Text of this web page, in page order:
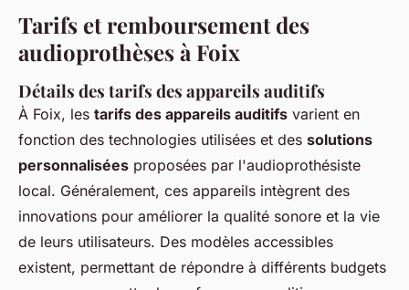
Tarifs et remboursement des
audioprothèses à Foix
Détails des tarifs des appareils auditifs
À Foix, les tarifs des appareils auditifs varient en
fonction des technologies utilisées et des solutions
personnalisées proposées par l'audioprothésiste
local. Généralement, ces appareils intègrent des
innovations pour améliorer la qualité sonore et la vie
de leurs utilisateurs. Des modèles accessibles
existent, permettant de répondre à différents budgets